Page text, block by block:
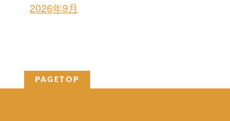
2026年9月
PAGETOP